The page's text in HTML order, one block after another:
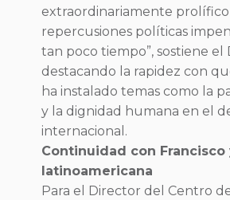
extraordinariamente prolífico
repercusiones políticas
tan poco tiempo”, sostiene el
destacando la rapidez con
ha instalado temas como la
y la dignidad humana en el
internacional.
Continuidad con Francisco
latinoamericana
Para el Director del Centro